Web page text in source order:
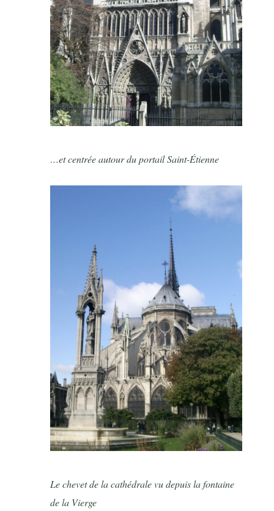
…et centrée autour du portail Saint-Étienne
Le chevet de la cathédrale vu depuis la fontaine
de la Vierge